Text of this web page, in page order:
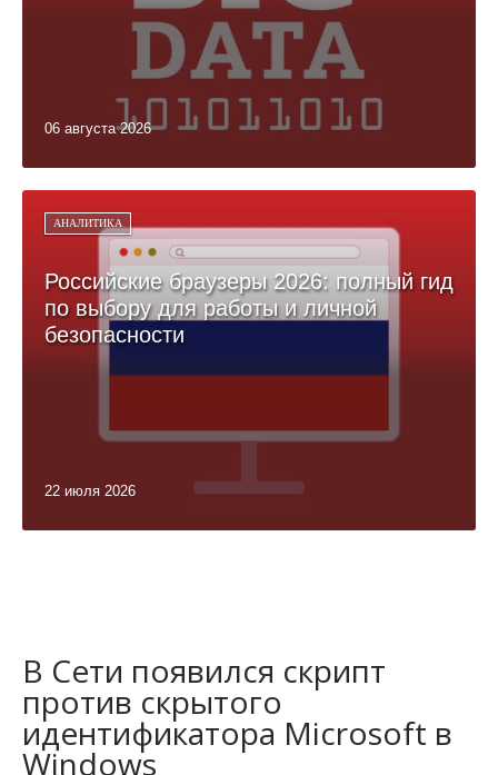
06 августа 2026
АНАЛИТИКА
Российские браузеры 2026: полный гид
по выбору для работы и личной
безопасности
22 июля 2026
В Сети появился скрипт
против скрытого
идентификатора Microsoft в
Windows